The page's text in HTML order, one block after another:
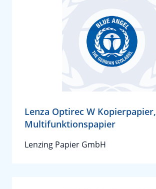
Lenza Optirec W Kopierpapier,
Multifunktionspapier
Lenzing Papier GmbH